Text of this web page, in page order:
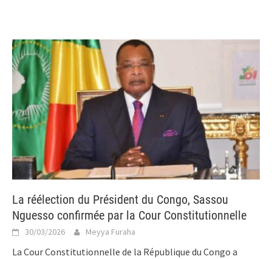
La réélection du Président du Congo, Sassou
Nguesso confirmée par la Cour Constitutionnelle
30/03/2026 Meyya Furaha
La Cour Constitutionnelle de la République du Congo a